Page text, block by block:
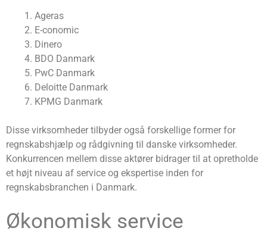
Ageras
E-conomic
Dinero
BDO Danmark
PwC Danmark
Deloitte Danmark
KPMG Danmark
Disse virksomheder tilbyder også forskellige former for
regnskabshjælp og rådgivning til danske virksomheder.
Konkurrencen mellem disse aktører bidrager til at opretholde
et højt niveau af service og ekspertise inden for
regnskabsbranchen i Danmark.
Økonomisk service